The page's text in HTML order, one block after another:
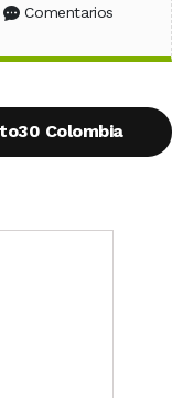
en Facebook
en X (Twitter)
en WhatsApp
Comentarios
Colombia